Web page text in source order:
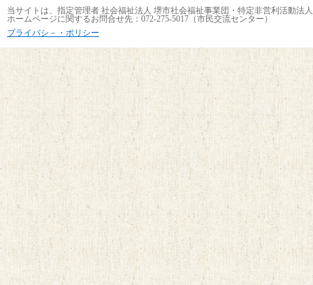
当サイトは、指定管理者 社会福祉法人 堺市社会福祉事業団・特定非営利活動
ホームページに関するお問合せ先：072-275-5017（市民交流センター）
プライバシ－・ポリシー